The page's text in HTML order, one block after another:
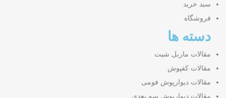
سبد خرید
فروشگاه
دسته ها
مقالات ماربل شیت
مقالات کفپوش
مقالات دیوارپوش فومی
مقالات دیوارپوش سه بعدی